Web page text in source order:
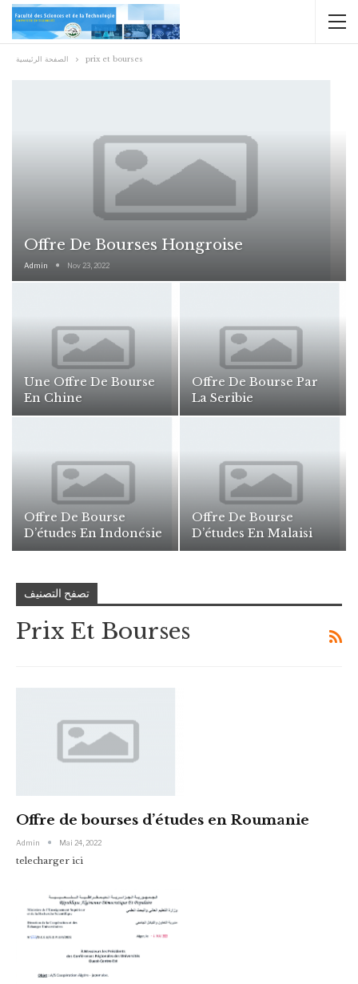
الصفحة الرئيسية prix et bourses
Offre De Bourses Hongroise
Admin Nov 23, 2022
Une Offre De Bourse
En Chine
Offre De Bourse Par
La Seribie
Offre De Bourse
D’études En Indonésie
Offre De Bourse
D’études En Malaisi
تصفح التصنيف
Prix Et Bourses
Offre de bourses d’études en Roumanie
Admin Mai 24, 2022
telecharger ici